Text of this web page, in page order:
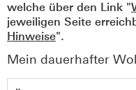
welche über den Link "
jeweiligen Seite
Hinweise".
Mein dauerhafter